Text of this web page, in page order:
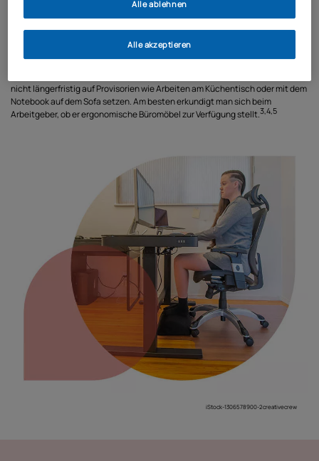
Die Höhe des Arbeitstisches lässt sich idealerweise so einstellen, dass
Arbeiten im Stehen möglich ist. Das bietet eine gute Abwechslung zu
nicht längerfristig auf Provisorien wie Arbeiten am Küchentisch oder mit dem
Notebook auf dem Sofa setzen. Am besten erkundigt man sich beim
Arbeitgeber, ob er ergonomische Büromöbel zur Verfügung stellt.3,4,5
iStock-1306578900-2creativecrew
Alle ablehnen
Alle akzeptieren